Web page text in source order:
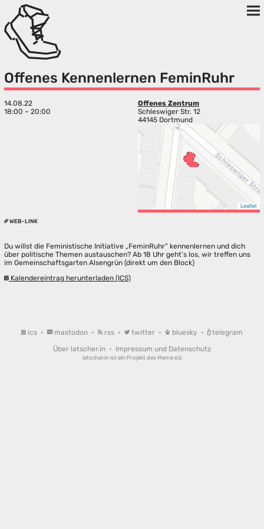
Offenes Kennenlernen FeminRuhr
14.08.22
18:00 – 20:00
Offenes Zentrum
Schleswiger Str. 12
44145 Dortmund
Leaflet
WEB-LINK
Du willst die Feministische Initiative „FeminRuhr“ kennenlernen und dich
über politische Themen austauschen? Ab 18 Uhr geht’s los, wir treffen uns
im Gemeinschaftsgarten Alsengrün (direkt um den Block)
Kalendereintrag herunterladen (ICS)
ics • mastodon • rss • twitter • bluesky •
telegram
Über latscher.in • Impressum und Datenschutz
latscher.in ist ein Projekt des Meme e.V.